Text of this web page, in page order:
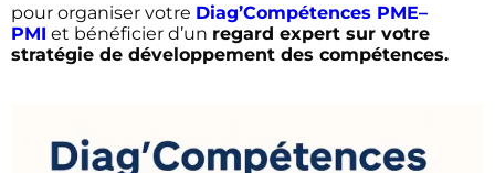
pour organiser votre Diag’Compétences PME–
PMI et bénéficier d’un regard expert sur votre
stratégie de développement des compétences.